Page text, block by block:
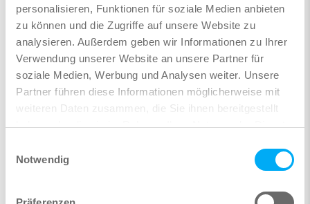
personalisieren, Funktionen für soziale Medien anbieten
zu können und die Zugriffe auf unsere Website zu
analysieren. Außerdem geben wir Informationen zu Ihrer
Verwendung unserer Website an unsere Partner für
soziale Medien, Werbung und Analysen weiter. Unsere
Partner führen diese Informationen möglicherweise mit
weiteren Daten zusammen, die Sie ihnen bereitgestellt
haben oder die sie im Rahmen Ihrer Nutzung der Dienste
Notwendig
Weiterbildungs- und Entwicklungsmöglichkeiten, die
individuell auf die Person abgestimmt sind
Ideale Bedingungen für eine gute Work-Life-Balance
(flexible Arbeitszeiten, 30 Tage Urlaub, Möglichkeit zur
mobilen Arbeit)
Betriebliche Altersvorsorge und weitere
Bitte sende deine aussagekräftige Bewerbung (CV,